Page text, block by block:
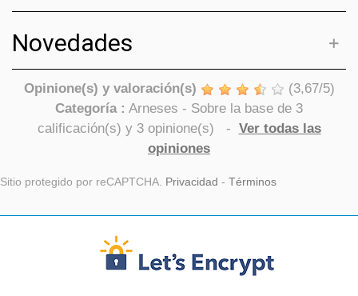
Novedades
Opinione(s) y valoración(s) (3,67/5)
Categoría : Arneses - Sobre la base de 3
calificación(s) y 3opinione(s) - Ver todas las
opiniones
Sitio protegido por reCAPTCHA. Privacidad - Términos